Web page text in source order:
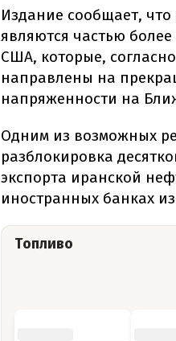
Издание сообщает,
являются частью
США, которые,
направлены на
напряженности на
Одним из возможных
разблокировка
экспорта иранской
иностранных банках
Топливо